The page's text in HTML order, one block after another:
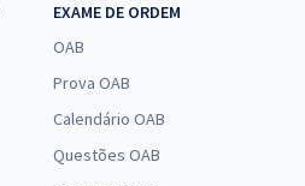
EXAME DE ORDEM
OAB
Prova OAB
Calendário OAB
Questões OAB